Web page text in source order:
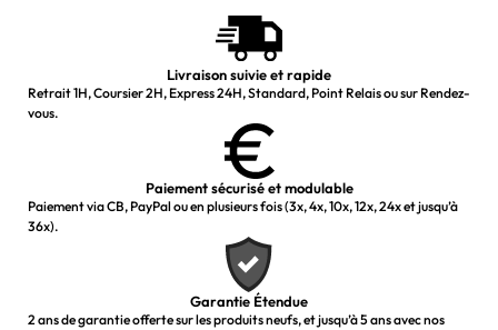
Livraison suivie et rapide
Retrait 1H, Coursier 2H, Express 24H, Standard, Point Relais ou sur Rendez-
vous.
Paiement sécurisé et modulable
Paiement via CB, PayPal ou en plusieurs fois (3x, 4x, 10x, 12x, 24x et jusqu’à
36x).
Garantie Étendue
2 ans de garantie offerte sur les produits neufs, et jusqu’à 5 ans avec nos